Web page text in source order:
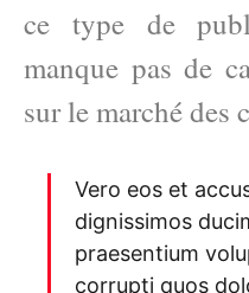
ce type de
manque pas de
sur le marché des
Vero eos et
dignissimos
praesentium
corrupti quos